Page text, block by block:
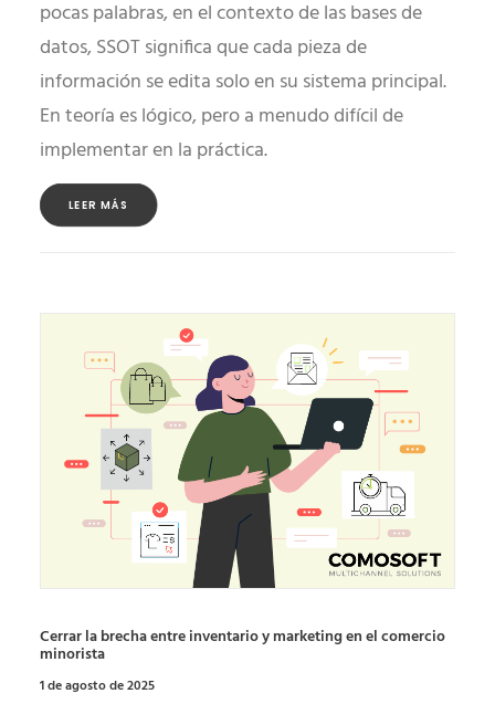
pocas palabras, en el contexto de las bases de
datos, SSOT significa que cada pieza de
información se edita solo en su sistema principal.
En teoría es lógico, pero a menudo difícil de
implementar en la práctica.
LEER MÁS
Cerrar la brecha entre inventario y marketing en el comercio
minorista
1 de agosto de 2025